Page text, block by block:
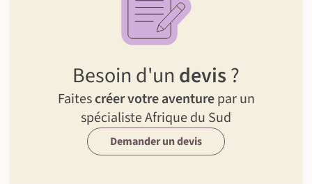
Besoin d'un devis?
Faitescréer votre aventurepar un
spécialiste Afrique du Sud
Demander un devis